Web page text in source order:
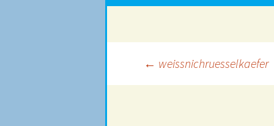
Beitragsnavigation
← weissnichruesselkaefer